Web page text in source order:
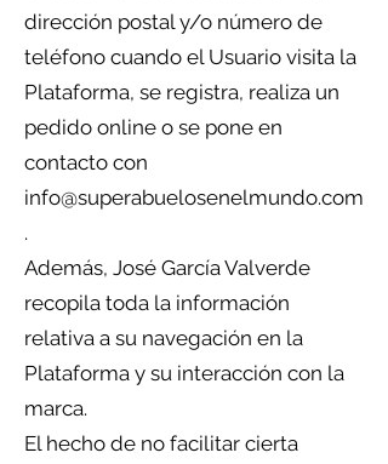
dirección postal y/o número de
teléfono cuando el Usuario visita la
Plataforma, se registra, realiza un
pedido online o se pone en
contacto con
info@superabuelosenelmundo.com
.
Además, José García Valverde
recopila toda la información
relativa a su navegación en la
Plataforma y su interacción con la
marca.
El hecho de no facilitar cierta